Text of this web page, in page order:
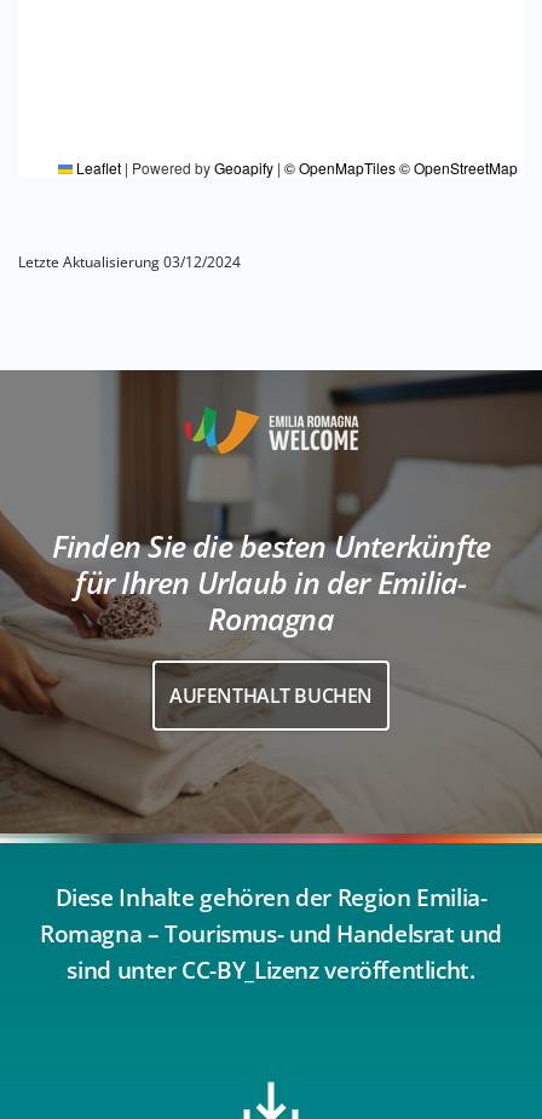
Leaflet | Powered byGeoapify | © OpenMapTiles© OpenStreetMap
Letzte Aktualisierung 03/12/2024
Finden Sie die besten Unterkünfte
für Ihren Urlaub in der Emilia-
Romagna
AUFENTHALT BUCHEN
Diese Inhalte gehören der Region Emilia-
Romagna – Tourismus- und Handelsrat und
sind unter CC-BY_Lizenz veröffentlicht.